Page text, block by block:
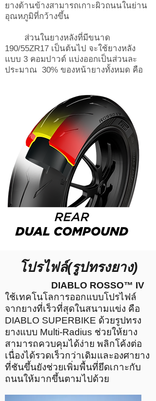
ยางด้านข้างสามารถเกาะผิวถนนในย่าน
อุณหภูมิที่กว้างขึ้น
ส่วนในยางหลังที่มีขนาด
190/55ZR17 เป็นต้นไป จะใช้ยางหลัง
แบบ 3 คอมปาวด์ แบ่งออกเป็นส่วนละ
ประมาณ 30% ของหน้ายางทั้งหมด คือ
โปรไฟล์(รูปทรงยาง)
DIABLO ROSSO™ IV
ใช้เทคโนโลการออกแบบโปรไฟล์
จากยางที่เร็วที่สุดในสนามแข่ง คือ
DIABLO SUPERBIKE ด้วยรูปทรง
ยางแบบ Multi-Radius ช่วยให้ยาง
สามารถควบคุมได้ง่าย พลิกโค้งต่อ
เนื่องได้รวดเร็วกว่าเดิมและองศายาง
ที่ชันขึ้นยังช่วยเพิ่มพื้นที่ยึดเกาะกับ
ถนนให้มากขึ้นตามไปด้วย